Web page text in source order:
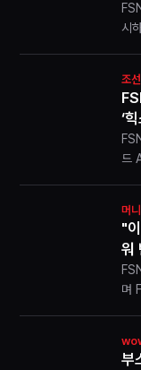
시
조
‘
드
머
"
워
며
부